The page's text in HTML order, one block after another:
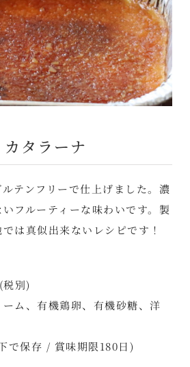
タラーナ
テンフリーで仕上げました。濃
フルーティーな味わいです。製
は真似出来ないレシピです！
別)
ム、有機鶏卵、有機砂糖、洋
保存 / 賞味期限180日)